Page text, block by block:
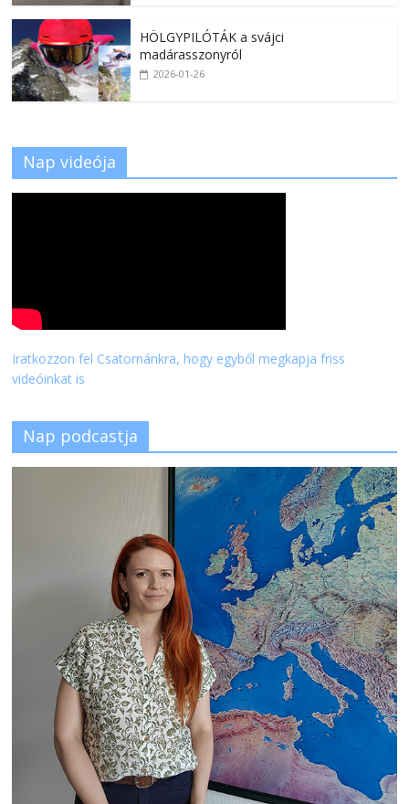
HÖLGYPILÓTÁK a svájci
madárasszonyról
2026-01-26
Nap videója
Iratkozzon fel Csatornánkra, hogy egyből megkapja friss
videóinkat is
Nap podcastja